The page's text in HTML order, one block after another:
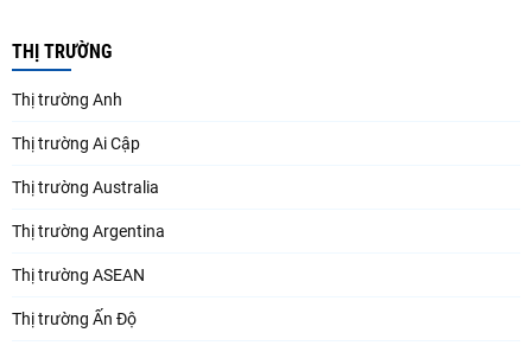
THỊ TRƯỜNG
Thị trường Anh
Thị trường Ai Cập
Thị trường Australia
Thị trường Argentina
Thị trường ASEAN
Thị trường Ấn Độ